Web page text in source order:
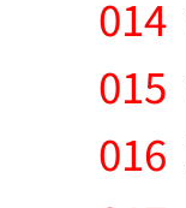
014
015
016